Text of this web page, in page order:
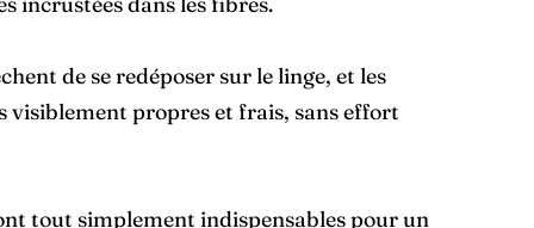
de se redéposer sur le linge, et les
visiblement propres et frais, sans effort
tout simplement indispensables pour un